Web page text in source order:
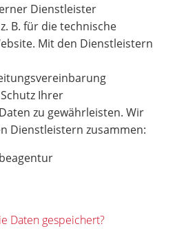
Dienstleister
B. für die technische
Mit den Dienstleistern
Ihrer
zu gewährleisten. Wir
Dienstleistern zusammen:
Daten gespeichert?